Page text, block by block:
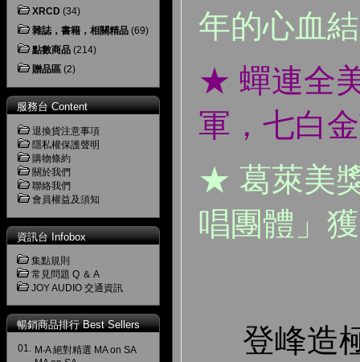
XRCD (34)
雜誌，書籍，相關精品 (69)
點數商品 (214)
贈品區 (2)
服務台 Content
退換貨注意事項
隱私權保護聲明
購物條約
關於我們
聯絡我們
會員權益及須知
資訊台 Infobox
集點規則
常見問題 Q ＆ A
JOY AUDIO 交通資訊
暢銷商品排行 Best Sellers
01. M‧A 絕對精選 MA on SA
年的心血
★ 蟬連全
軍，七白
★ 葛萊美
唱團體」
登峰造